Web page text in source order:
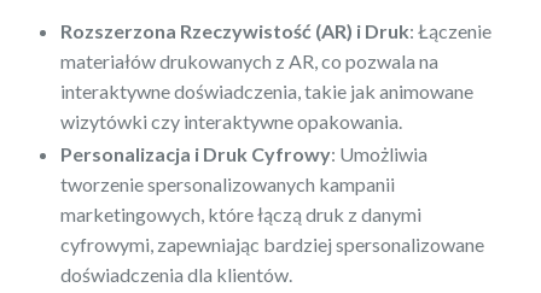
Rozszerzona Rzeczywistość (AR) i Druk: Łączenie
materiałów drukowanych z AR, co pozwala na
interaktywne doświadczenia, takie jak animowane
wizytówki czy interaktywne opakowania.
Personalizacja i Druk Cyfrowy: Umożliwia
tworzenie spersonalizowanych kampanii
marketingowych, które łączą druk z danymi
cyfrowymi, zapewniając bardziej spersonalizowane
doświadczenia dla klientów.